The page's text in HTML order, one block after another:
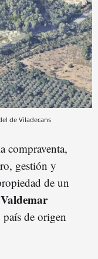
de Viladecans
compraventa,
gestión y
de un
país de origen